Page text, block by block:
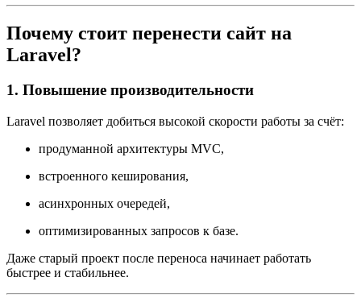
Почему стоит перенести сайт на
Laravel?
1. Повышение производительности
Laravel позволяет добиться высокой скорости работы за счёт:
продуманной архитектуры MVC,
встроенного кеширования,
асинхронных очередей,
оптимизированных запросов к базе.
Даже старый проект после переноса начинает работать
быстрее и стабильнее.